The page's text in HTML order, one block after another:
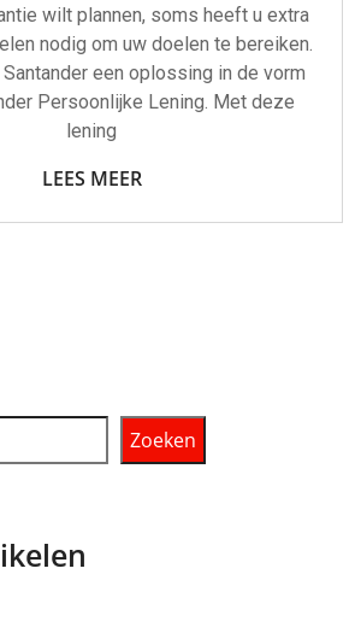
wilt plannen, soms heeft u extra
nodig om uw doelen te bereiken.
een oplossing in de vorm
Persoonlijke Lening. Met deze
lening
LEES MEER
Zoeken